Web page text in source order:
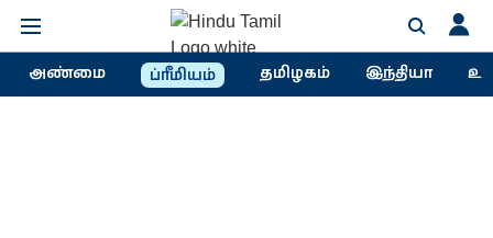
அண்மை ப்ரீமியம் தமிழகம் இந்தியா